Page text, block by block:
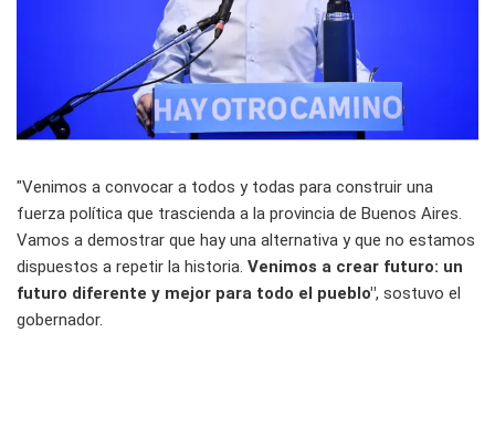
"Venimos a convocar a todos y todas para construir una
fuerza política que trascienda a la provincia de Buenos Aires.
Vamos a demostrar que hay una alternativa y que no estamos
dispuestos a repetir la historia. Venimos a crear futuro: un
futuro diferente y mejor para todo el pueblo", sostuvo el
gobernador.